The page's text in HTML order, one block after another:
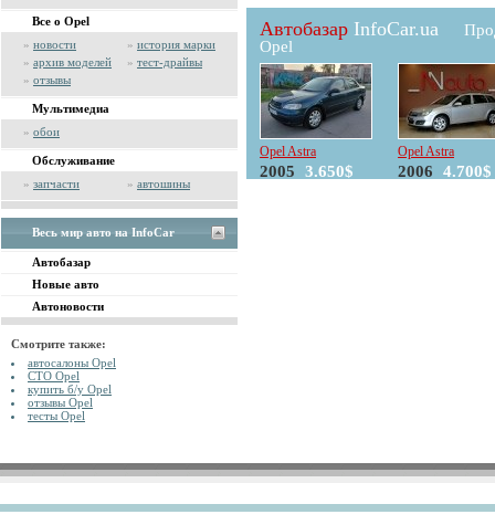
Все о Opel
» новости » история марки
» архив моделей » тест-драйвы
» отзывы
Мультимедиа
» обои
Обслуживание
» запчасти » автошины
Весь мир авто на InfoCar
Автобазар
Новые авто
Автоновости
Смотрите также:
автосалоны Opel
СТО Opel
купить б/у Opel
отзывы Opel
тесты Opel
Автобазар InfoCar.ua
Opel
Opel Astra
2005 3.650$
Opel Astra
2006 4.700$